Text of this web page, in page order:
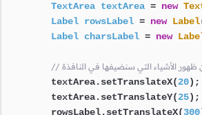
TextArea textArea = new
Label rowsLabel = new Label
Label charsLabel = new
ظهور الأشياء التي سنضيفها في النافذة
        textArea.setTranslateX(
20);
        textArea.setTranslateY(
25);
        rowsLabel.setTranslateX(
300